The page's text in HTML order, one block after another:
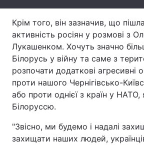
Крім того, він зазначив, що
активність росіян у розмові з
Лукашенком. Хочуть значно
Білорусь у війну та саме з
розпочати додаткові агресивні
проти нашого Чернігівсько-
або проти однієї з країн у НАТО,
Білоруссю.
"Звісно, ми будемо і надалі
захищати наших людей,